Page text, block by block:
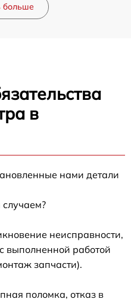
больше
в
нами детали
неисправности,
выполненной работой
запчасти).
поломка, отказ в